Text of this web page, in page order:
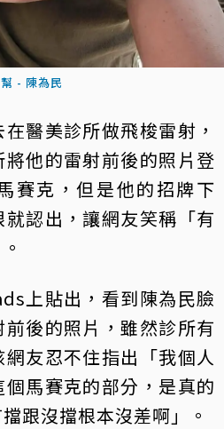
- 陳為民
在醫美診所做飛梭雷射，
他的雷射前後的照片登
賽克，但是他的招牌下
認出，讓網友笑稱「有
上貼出，看到陳為民臉
後的照片，雖然診所有
友忍不住指出「我個人
馬賽克的部分，是真的
跟沒擋根本沒差啊」。